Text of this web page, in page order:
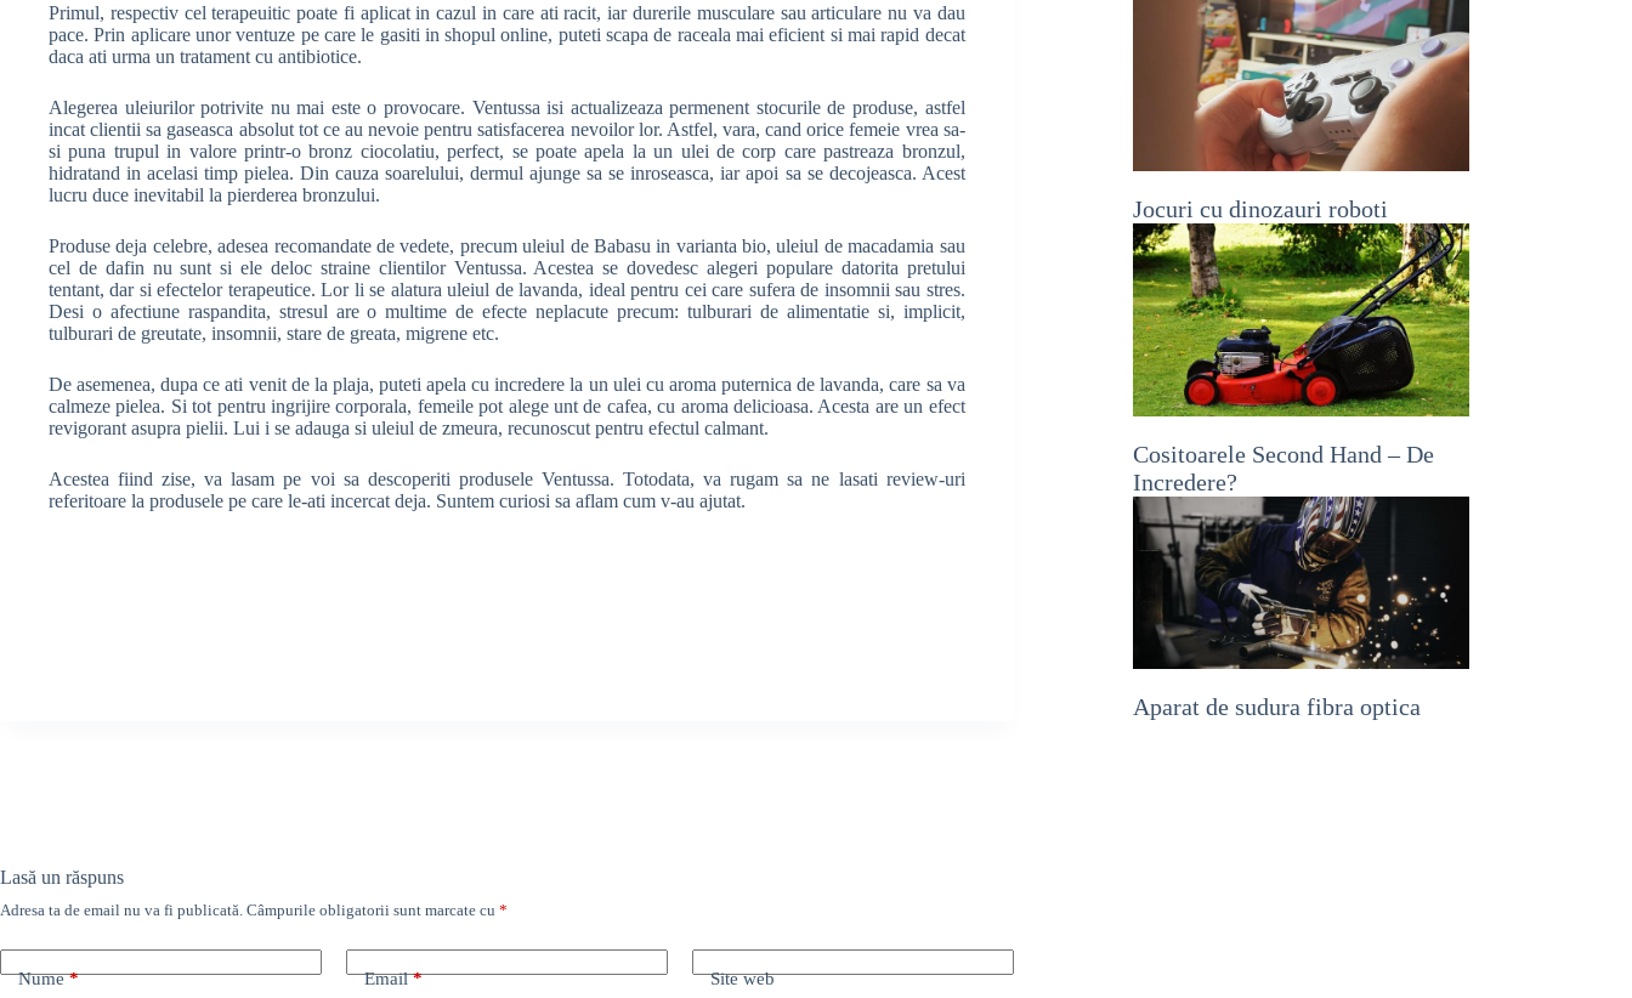
Primul, respectiv cel terapeuitic poate fi aplicat in cazul in care ati racit, iar durerile musculare sau articulare nu va dau
pace. Prin aplicare unor ventuze pe care le gasiti in shopul online, puteti scapa de raceala mai eficient si mai rapid decat
daca ati urma un tratament cu antibiotice.
Alegerea uleiurilor potrivite nu mai este o provocare. Ventussa isi actualizeaza permenent stocurile de produse, astfel
incat clientii sa gaseasca absolut tot ce au nevoie pentru satisfacerea nevoilor lor. Astfel, vara, cand orice femeie vrea sa-
si puna trupul in valore printr-o bronz ciocolatiu, perfect, se poate apela la un ulei de corp care pastreaza bronzul,
hidratand in acelasi timp pielea. Din cauza soarelului, dermul ajunge sa se inroseasca, iar apoi sa se decojeasca. Acest
lucru duce inevitabil la pierderea bronzului.
Produse deja celebre, adesea recomandate de vedete, precum uleiul de Babasu in varianta bio, uleiul de macadamia sau
cel de dafin nu sunt si ele deloc straine clientilor Ventussa. Acestea se dovedesc alegeri populare datorita pretului
tentant, dar si efectelor terapeutice. Lor li se alatura uleiul de lavanda, ideal pentru cei care sufera de insomnii sau stres.
Desi o afectiune raspandita, stresul are o multime de efecte neplacute precum: tulburari de alimentatie si, implicit,
tulburari de greutate, insomnii, stare de greata, migrene etc.
De asemenea, dupa ce ati venit de la plaja, puteti apela cu incredere la un ulei cu aroma puternica de lavanda, care sa va
calmeze pielea. Si tot pentru ingrijire corporala, femeile pot alege unt de cafea, cu aroma delicioasa. Acesta are un efect
revigorant asupra pielii. Lui i se adauga si uleiul de zmeura, recunoscut pentru efectul calmant.
Acestea fiind zise, va lasam pe voi sa descoperiti produsele Ventussa. Totodata, va rugam sa ne lasati review-uri
referitoare la produsele pe care le-ati incercat deja. Suntem curiosi sa aflam cum v-au ajutat.
Jocuri cu dinozauri roboti
Cositoarele Second Hand – De
Incredere?
Aparat de sudura fibra optica
Lasă un răspuns
Adresa ta de email nu va fi publicată. Câmpurile obligatorii sunt marcate cu *
Nume* Email* Site web